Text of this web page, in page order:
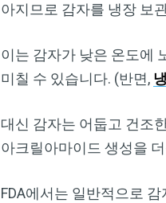
아지므로 감자를 냉장 보
이는 감자가 낮은 온도에
미칠 수 있습니다. (반면,
대신 감자는 어둡고 건조
아크릴아마이드 생성을
FDA에서는 일반적으로